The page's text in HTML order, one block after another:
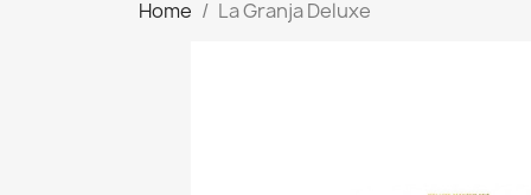
Home La Granja Deluxe